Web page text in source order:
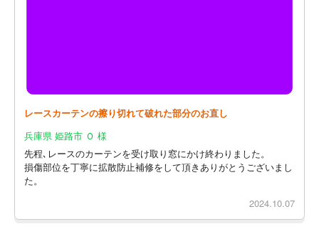
レースカーテンの擦り切れて破れた部分のお直し
兵庫県 姫路市 Ｏ 様
先程､レースのカーテンを受け取り窓にかけ終わりました。
損傷部位を丁寧に拡散防止補修をして頂きありがとうございまし
た。
2024.10.07